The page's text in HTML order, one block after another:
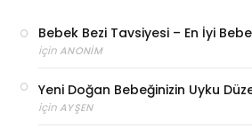
Bebek Bezi Tavsiyesi – En İyi
için ANONIM
Yeni Doğan Bebeğinizin Uyku
için AYŞEN